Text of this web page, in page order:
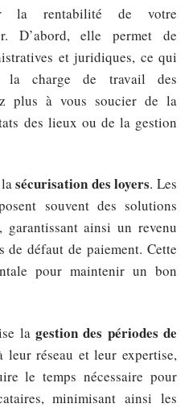
la rentabilité de votre
D’abord, elle permet de
et juridiques, ce qui
la charge de travail des
plus à vous soucier de la
des lieux ou de la gestion
lasécurisation des loyers. Les
souvent des solutions
garantissant ainsi un revenu
de défaut de paiement. Cette
pour maintenir un bon
la gestion des périodes de
leur réseau et leur expertise,
le temps nécessaire pour
minimisant ainsi les